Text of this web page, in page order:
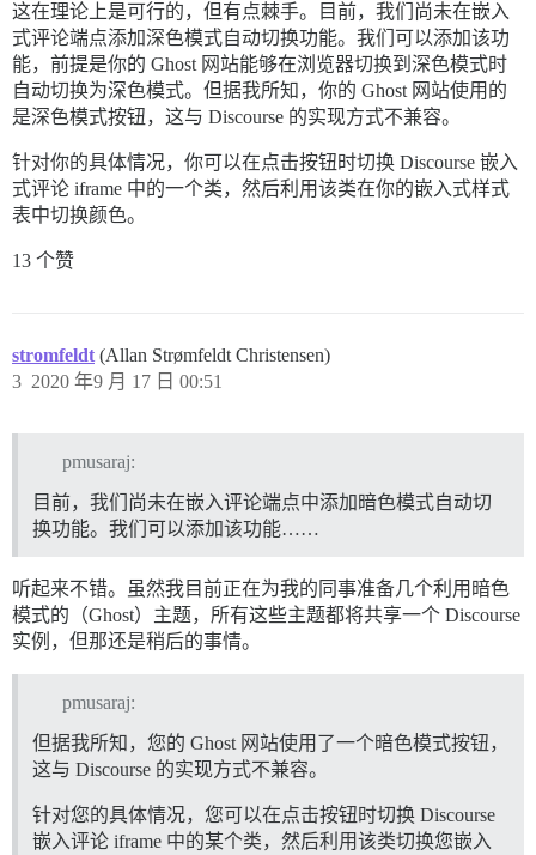
这在理论上是可行的，但有点棘手。目前，我们尚未在嵌入
式评论端点添加深色模式自动切换功能。我们可以添加该功
能，前提是你的 Ghost 网站能够在浏览器切换到深色模式时
自动切换为深色模式。但据我所知，你的 Ghost 网站使用的
是深色模式按钮，这与 Discourse 的实现方式不兼容。
针对你的具体情况，你可以在点击按钮时切换 Discourse 嵌入
式评论 iframe 中的一个类，然后利用该类在你的嵌入式样式
表中切换颜色。
13 个赞
stromfeldt (Allan Strømfeldt Christensen)
2020 年9 月 17 日 00:51
3
pmusaraj:
目前，我们尚未在嵌入评论端点中添加暗色模式自动切
换功能。我们可以添加该功能……
听起来不错。虽然我目前正在为我的同事准备几个利用暗色
模式的（Ghost）主题，所有这些主题都将共享一个 Discourse
实例，但那还是稍后的事情。
pmusaraj:
但据我所知，您的 Ghost 网站使用了一个暗色模式按钮，
这与 Discourse 的实现方式不兼容。
针对您的具体情况，您可以在点击按钮时切换 Discourse
嵌入评论 iframe 中的某个类，然后利用该类切换您嵌入